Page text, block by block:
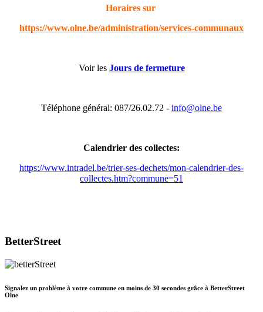
Horaires sur
https://www.olne.be/administration/services-communaux
Voir les Jours de fermeture
Téléphone général: 087/26.02.72 - info@olne.be
Calendrier des collectes:
https://www.intradel.be/trier-ses-dechets/mon-calendrier-des-
collectes.htm?commune=51
BetterStreet
Signalez un problème à votre commune en moins de 30 secondes grâce à BetterStreet
Olne